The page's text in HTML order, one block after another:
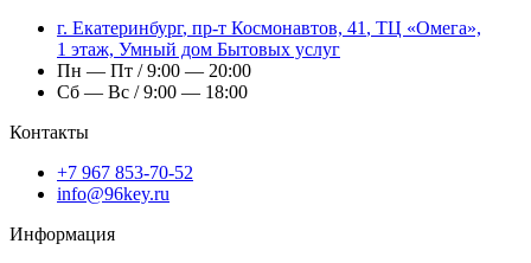
г. Екатеринбург, пр-т Космонавтов, 41, ТЦ «Омега»,
1 этаж, Умный дом Бытовых услуг
Пн — Пт / 9:00 — 20:00
Сб — Вс / 9:00 — 18:00
Контакты
+7 967 853-70-52
info@96key.ru
Информация